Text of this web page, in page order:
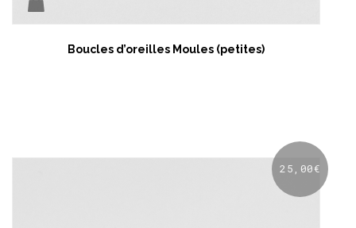
Boucles d’oreilles Moules (petites)
25,00€